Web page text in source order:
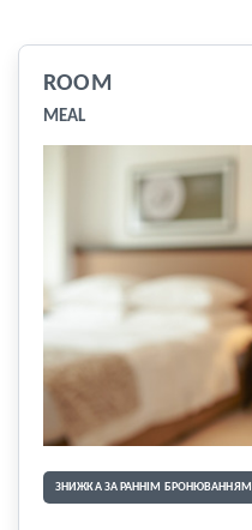
ROOM
MEAL
ЗНИЖКА ЗА РАННІМ БРОНЮВАННЯМ